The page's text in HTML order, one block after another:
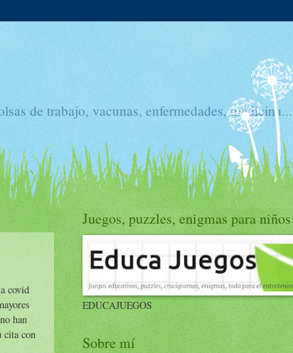
de trabajo, vacunas, enfermedades, medicina...
covid
han
cita con
Juegos, puzzles, enigmas para niños
EDUCAJUEGOS
Sobre mí